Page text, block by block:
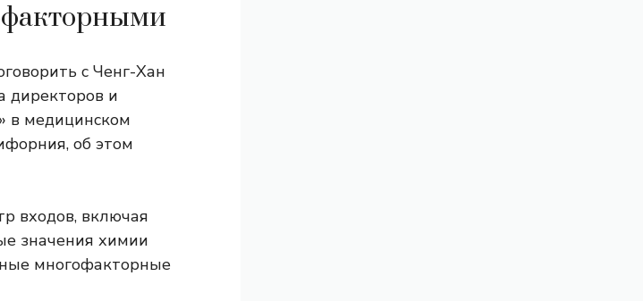
с Ченг-Хан
директоров и
в медицинском
об этом
входов, включая
значения химии
многофакторные